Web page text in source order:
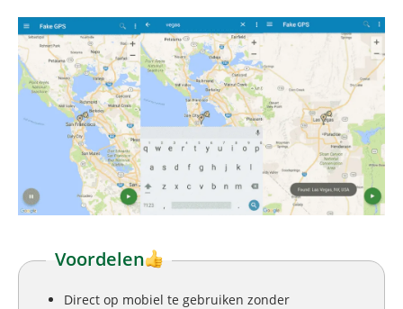
Voordelen
Direct op mobiel te gebruiken zonder